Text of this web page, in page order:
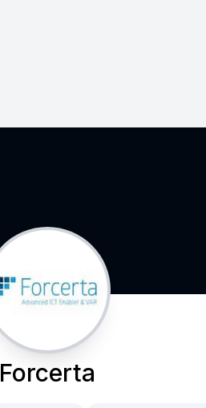
Forcerta